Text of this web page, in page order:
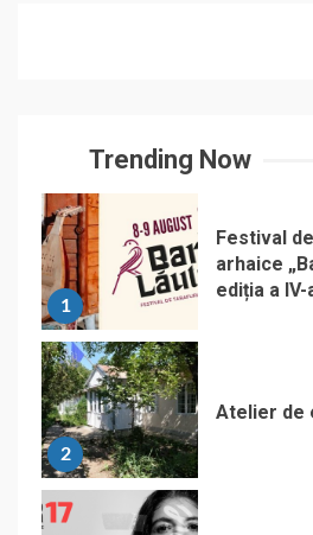
Trending Now
1
Festival
arhaice
ediția a IV-
2
Atelier de